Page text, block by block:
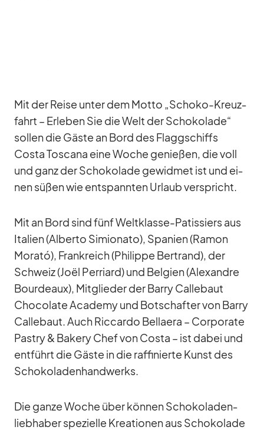
Mit der Reise un­ter dem Motto „Schoko-Kreuz­
fahrt – Er­le­ben Sie die Welt der Scho­ko­lade“
sol­len die Gäste an Bord des Flagg­schiffs
Costa Tos­cana eine Wo­che ge­nie­ßen, die voll
und ganz der Scho­ko­lade ge­wid­met ist und ei­
nen sü­ßen wie ent­spann­ten Ur­laub ver­spricht.
Mit an Bord sind fünf Welt­klasse-Pa­tis­siers aus
Ita­lien (Al­berto Si­mio­nato), Spa­nien (Ra­mon
Mo­rató), Frank­reich (Phil­ippe Bert­rand), der
Schweiz (Joël Per­ri­ard) und Bel­gien (Alex­andre
Bour­deaux), Mit­glie­der der Barry Cal­le­baut
Cho­co­late Aca­demy und Bot­schaf­ter von Barry
Cal­le­baut. Auch Ric­cardo Bel­l­aera – Cor­po­rate
Pa­stry & Bak­ery Chef von Costa – ist da­bei und
ent­führt die Gäste in die raf­fi­nierte Kunst des
Scho­ko­la­den­hand­werks.
Die ganze Wo­che über kön­nen Scho­ko­la­den­
lieb­ha­ber spe­zi­elle Krea­tio­nen aus Scho­ko­lade